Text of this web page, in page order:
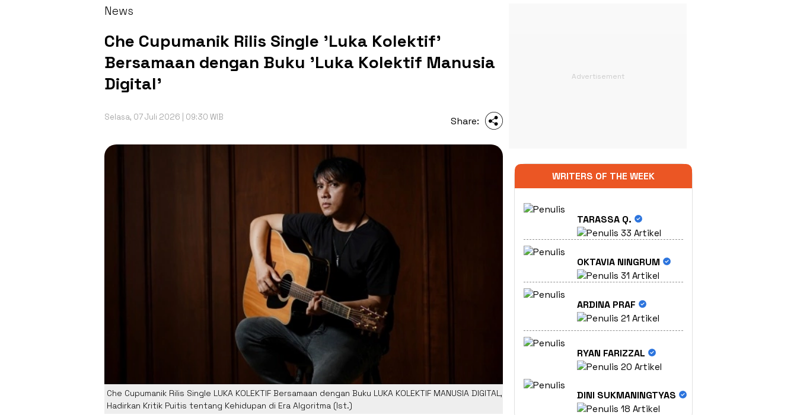
News
Che Cupumanik Rilis Single 'Luka Kolektif'
Bersamaan dengan Buku 'Luka Kolektif Manusia
Digital'
Selasa, 07 Juli 2026 | 09:30 WIB Share:
Che Cupumanik Rilis Single LUKA KOLEKTIF Bersamaan dengan Buku LUKA KOLEKTIF MANUSIA DIGITAL,
Hadirkan Kritik Puitis tentang Kehidupan di Era Algoritma (Ist.)
WRITERS OF THE WEEK
TARASSA Q.
33 Artikel
OKTAVIA NINGRUM
31 Artikel
ARDINA PRAF
21 Artikel
RYAN FARIZZAL
20 Artikel
DINI SUKMANINGTYAS
18 Artikel